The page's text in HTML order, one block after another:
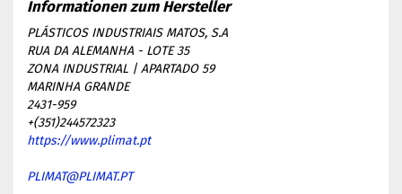
PLÁSTICOS INDUSTRIAIS MATOS, S.A
RUA DA ALEMANHA - LOTE 35
ZONA INDUSTRIAL | APARTADO 59
MARINHA GRANDE
2431-959
+(351)244572323
https://www.plimat.pt
PLIMAT@PLIMAT.PT